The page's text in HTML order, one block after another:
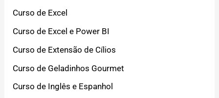
Curso de Excel
Curso de Excel e Power BI
Curso de Extensão de Cílios
Curso de Geladinhos Gourmet
Curso de Inglês e Espanhol